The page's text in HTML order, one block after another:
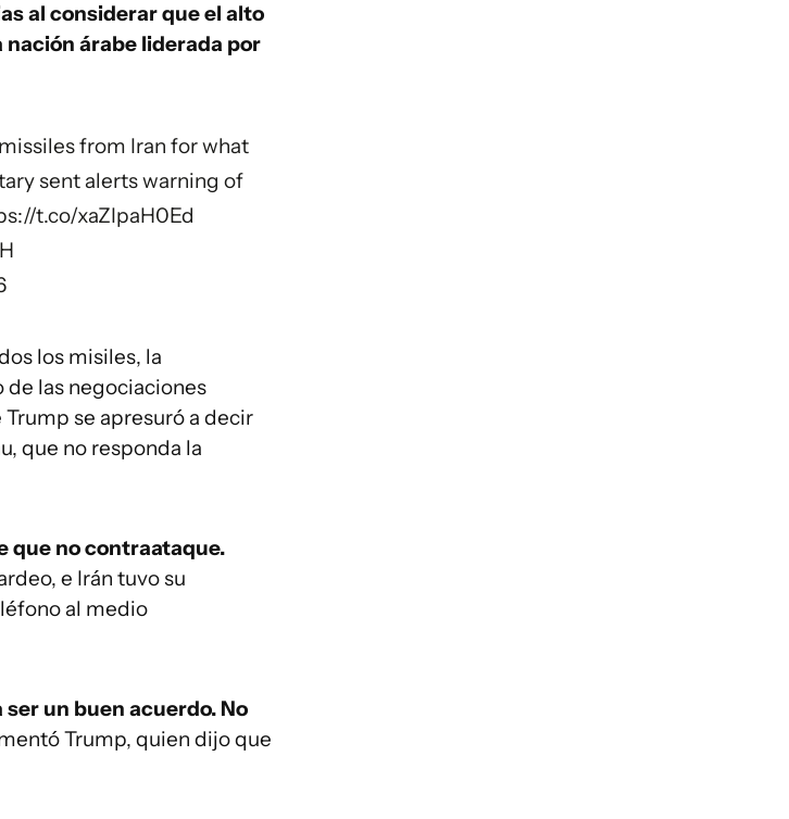
al considerar que el alto
nación árabe liderada por
from Iran for what
sent alerts warning of
t.co/xaZIpaH0Ed
los misiles, la
las negociaciones
se apresuró a decir
que no responda la
que no contraataque.
e Irán tuvo su
al medio
un buen acuerdo. No
Trump, quien dijo que